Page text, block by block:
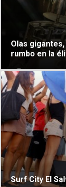
Olas
rumbo en la
Surf City El